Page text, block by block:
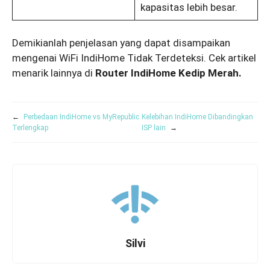
kapasitas lebih besar.
Demikianlah penjelasan yang dapat disampaikan
mengenai WiFi IndiHome Tidak Terdeteksi. Cek artikel
menarik lainnya di Router IndiHome Kedip Merah.
←
Perbedaan IndiHome vs MyRepublic
Terlengkap
Kelebihan IndiHome Dibandingkan
ISP lain
→
Silvi